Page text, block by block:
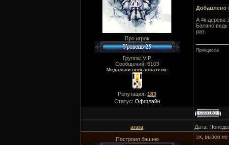
Про игрок
Группа: VIP
Сообщений: 6103
Медальки пользователя:
Репутация: 183
Статус: Оффлайн
Добавлено
А 4к дерева
Баланс
раз.
Принцесса
arara Дата:
Построил башню
эх, вызов не